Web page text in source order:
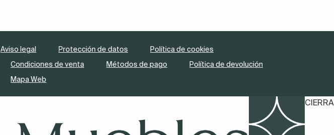
Aviso legal Protección de datos
Política de cookies
Condiciones de venta
Métodos de pago
Política de devolución
Mapa Web
CIERRA